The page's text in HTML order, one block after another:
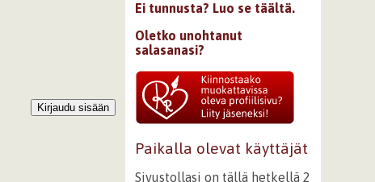
Ei tunnusta? Luo se täältä.
Oletko unohtanut
salasanasi?
Paikalla olevat käyttäjät
Sivustollasi on tällä hetkellä 2